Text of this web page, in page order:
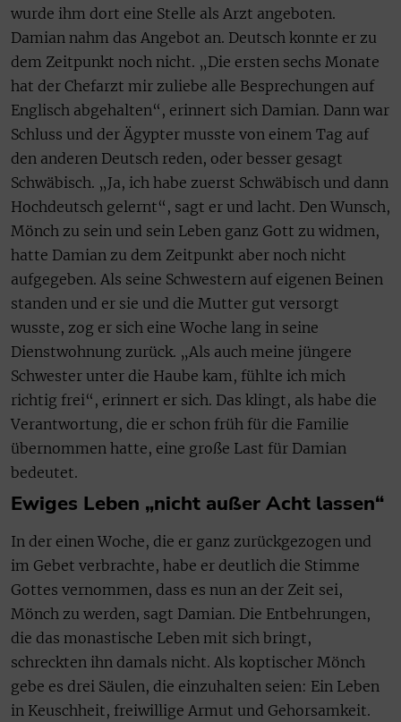
wurde ihm dort eine Stelle als Arzt angeboten.
Damian nahm das Angebot an. Deutsch konnte er zu
dem Zeitpunkt noch nicht. „Die ersten sechs Monate
hat der Chefarzt mir zuliebe alle Besprechungen auf
Englisch abgehalten“, erinnert sich Damian. Dann war
Schluss und der Ägypter musste von einem Tag auf
den anderen Deutsch reden, oder besser gesagt
Schwäbisch. „Ja, ich habe zuerst Schwäbisch und dann
Hochdeutsch gelernt“, sagt er und lacht. Den Wunsch,
Mönch zu sein und sein Leben ganz Gott zu widmen,
hatte Damian zu dem Zeitpunkt aber noch nicht
aufgegeben. Als seine Schwestern auf eigenen Beinen
standen und er sie und die Mutter gut versorgt
wusste, zog er sich eine Woche lang in seine
Dienstwohnung zurück. „Als auch meine jüngere
Schwester unter die Haube kam, fühlte ich mich
richtig frei“, erinnert er sich. Das klingt, als habe die
Verantwortung, die er schon früh für die Familie
übernommen hatte, eine große Last für Damian
bedeutet.
Ewiges Leben „nicht außer Acht lassen“
In der einen Woche, die er ganz zurückgezogen und
im Gebet verbrachte, habe er deutlich die Stimme
Gottes vernommen, dass es nun an der Zeit sei,
Mönch zu werden, sagt Damian. Die Entbehrungen,
die das monastische Leben mit sich bringt,
schreckten ihn damals nicht. Als koptischer Mönch
gebe es drei Säulen, die einzuhalten seien: Ein Leben
in Keuschheit, freiwillige Armut und Gehorsamkeit.